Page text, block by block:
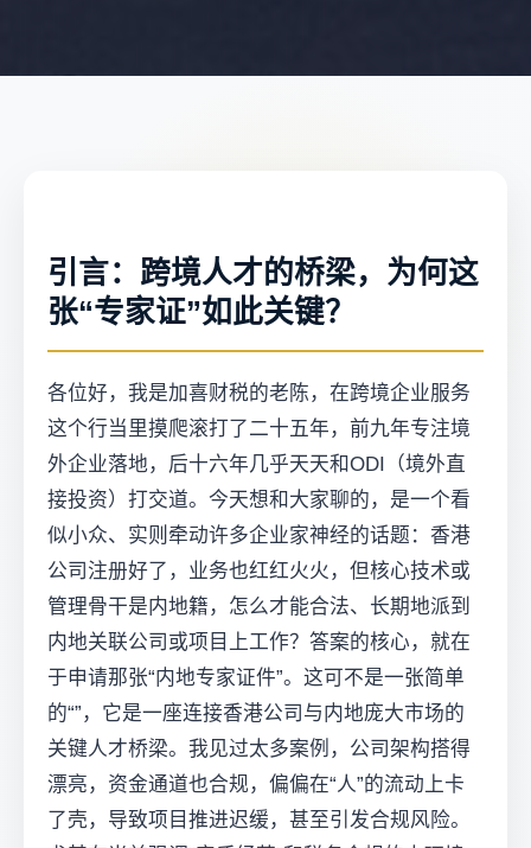
引言：跨境人才的桥梁，为何这
张“专家证”如此关键？
各位好，我是加喜财税的老陈，在跨境企业服务
这个行当里摸爬滚打了二十五年，前九年专注境
外企业落地，后十六年几乎天天和ODI（境外直
接投资）打交道。今天想和大家聊的，是一个看
似小众、实则牵动许多企业家神经的话题：香港
公司注册好了，业务也红红火火，但核心技术或
管理骨干是内地籍，怎么才能合法、长期地派到
内地关联公司或项目上工作？答案的核心，就在
于申请那张“内地专家证件”。这可不是一张简单
的“”，它是一座连接香港公司与内地庞大市场的
关键人才桥梁。我见过太多案例，公司架构搭得
漂亮，资金通道也合规，偏偏在“人”的流动上卡
了壳，导致项目推进迟缓，甚至引发合规风险。